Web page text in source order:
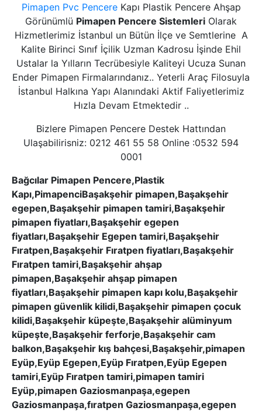
Pimapen Pvc PencereKapı Plastik Pencere Ahşap
Görünümlü Pimapen Pencere Sistemleri Olarak
Hizmetlerimiz İstanbul un Bütün İlçe ve Semtlerine A
Kalite Birinci Sınıf İçilik Uzman Kadrosu İşinde Ehil
Ustalar la Yılların Tecrübesiyle Kaliteyi Ucuza Sunan
Ender Pimapen Firmalarındanız.. Yeterli Araç Filosuyla
İstanbul Halkına Yapı Alanındaki Aktif Faliyetlerimiz
Hızla Devam Etmektedir ..
Bizlere Pimapen Pencere Destek Hattından
Ulaşabilirisniz: 0212 461 55 58 Online :0532 594
0001
Bağcılar Pimapen Pencere,Plastik
Kapı,PimapenciBaşakşehir pimapen,Başakşehir
egepen,Başakşehir pimapen tamiri,Başakşehir
pimapen fiyatları,Başakşehir egepen
fiyatları,Başakşehir Egepen tamiri,Başakşehir
Fıratpen,Başakşehir Fıratpen fiyatları,Başakşehir
Fıratpen tamiri,Başakşehir ahşap
pimapen,Başakşehir ahşap pimapen
fiyatları,Başakşehir pimapen kapı kolu,Başakşehir
pimapen güvenlik kilidi,Başakşehir pimapen çocuk
kilidi,Başakşehir küpeşte,Başakşehir alüminyum
küpeşte,Başakşehir ferforje,Başakşehir cam
balkon,Başakşehir kış bahçesi,Başakşehir,pimapen
Eyüp,Eyüp Egepen,Eyüp Fıratpen,Eyüp Egepen
tamiri,Eyüp Fıratpen tamiri,pimapen tamiri
Eyüp,pimapen Gaziosmanpaşa,egepen
Gaziosmanpaşa,fıratpen Gaziosmanpaşa,egepen